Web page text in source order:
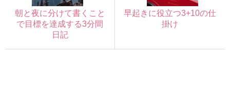
朝と夜に分けて書くこと
で目標を達成する3分間
日記
早起きに役立つ3+10の仕
掛け